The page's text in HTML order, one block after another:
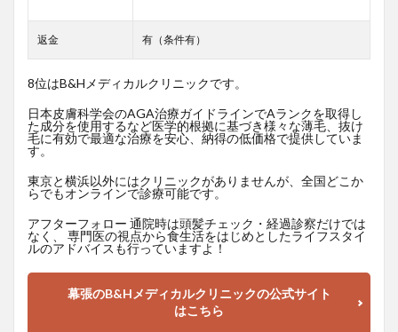
返金 有（条件有）
8位はB&Hメディカルクリニックです。
日本皮膚科学会のAGA治療ガイドラインでAランクを取得し
た成分を使用するなど医学的根拠に基づき様々な薄毛、抜け
毛に有効で最適な治療を安心、納得の低価格で提供していま
す。
東京と横浜以外にはクリニックがありませんが、全国どこか
らでもオンラインで診療可能です。
アフターフォロー 通院時は頭髪チェック・経過診察だけでは
なく、 専門医の視点から食生活をはじめとしたライフスタイ
ルのアドバイスも行っていますよ！
幕張のB&Hメディカルクリニックの公式サイト
はこちら